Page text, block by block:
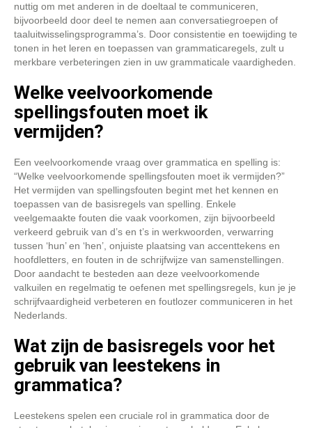
nuttig om met anderen in de doeltaal te communiceren,
bijvoorbeeld door deel te nemen aan conversatiegroepen of
taaluitwisselingsprogramma’s. Door consistentie en toewijding te
tonen in het leren en toepassen van grammaticaregels, zult u
merkbare verbeteringen zien in uw grammaticale vaardigheden.
Welke veelvoorkomende
spellingsfouten moet ik
vermijden?
Een veelvoorkomende vraag over grammatica en spelling is:
“Welke veelvoorkomende spellingsfouten moet ik vermijden?”
Het vermijden van spellingsfouten begint met het kennen en
toepassen van de basisregels van spelling. Enkele
veelgemaakte fouten die vaak voorkomen, zijn bijvoorbeeld
verkeerd gebruik van d’s en t’s in werkwoorden, verwarring
tussen ‘hun’ en ‘hen’, onjuiste plaatsing van accenttekens en
hoofdletters, en fouten in de schrijfwijze van samenstellingen.
Door aandacht te besteden aan deze veelvoorkomende
valkuilen en regelmatig te oefenen met spellingsregels, kun je je
schrijfvaardigheid verbeteren en foutlozer communiceren in het
Nederlands.
Wat zijn de basisregels voor het
gebruik van leestekens in
grammatica?
Leestekens spelen een cruciale rol in grammatica door de